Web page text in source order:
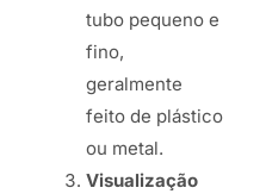
tubo pequeno e
fino,
geralmente
feito de plástico
ou metal.
Visualização